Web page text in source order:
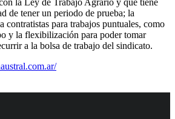
de tener un periodo de prueba; la
contratistas para trabajos puntuales, como
y la flexibilización para poder tomar
a la bolsa de trabajo del sindicato.